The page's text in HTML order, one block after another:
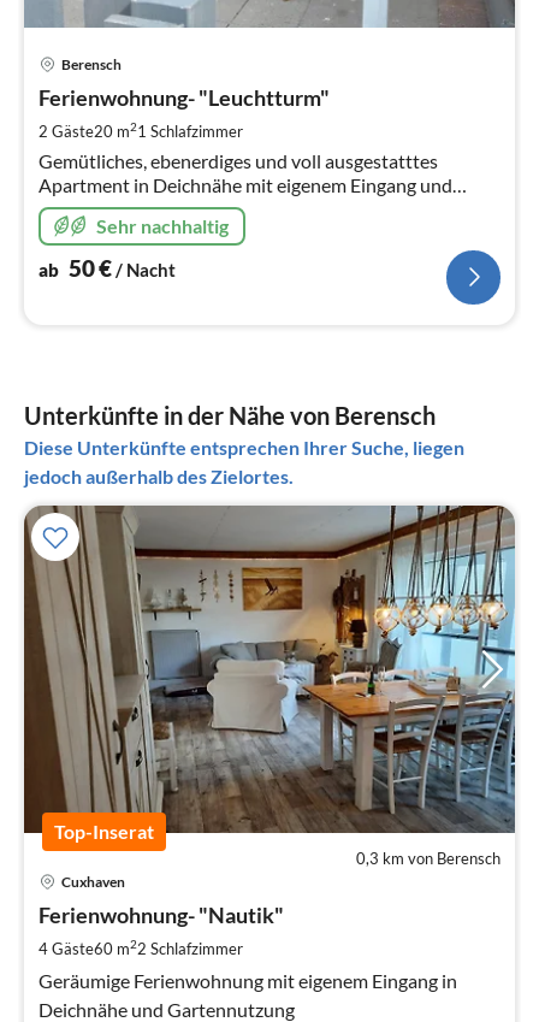
Berensch
Ferienwohnung- "Leuchtturm"
2 Gäste20 m21 Schlafzimmer
Gemütliches, ebenerdiges und voll ausgestatttes
Apartment in Deichnähe mit eigenem Eingang und
schöner Terrasse
Sehr nachhaltig
ab 50€/ Nacht
Unterkünfte in der Nähe von Berensch
Diese Unterkünfte entsprechen Ihrer Suche, liegen
jedoch außerhalb des Zielortes.
Top-Inserat
0,3 km von Berensch
Cuxhaven
Ferienwohnung- "Nautik"
4 Gäste60 m22 Schlafzimmer
Geräumige Ferienwohnung mit eigenem Eingang in
Deichnähe und Gartennutzung